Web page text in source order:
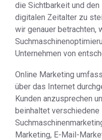
die Sichtbarkeit und
digitalen Zeitalter zu
wir genauer betrachten,
Unternehmen von
Online Marketing
über das Internet
Kunden anzusprechen
beinhaltet verschiedene
Marketing, E-Mail-